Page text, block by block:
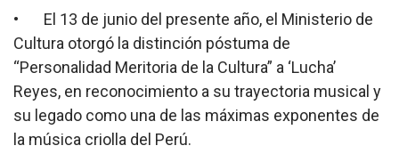
• El 13 de junio del presente año, el Ministerio de
Cultura otorgó la distinción póstuma de
“Personalidad Meritoria de la Cultura” a ‘Lucha’
Reyes, en reconocimiento a su trayectoria musical y
su legado como una de las máximas exponentes de
la música criolla del Perú.